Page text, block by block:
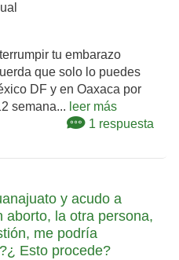
tu embarazo
que solo lo puedes
DF y en Oaxaca por
semana... leer más
1 respuesta
y acudo a
aborto, la otra persona,
me podría
Esto procede?